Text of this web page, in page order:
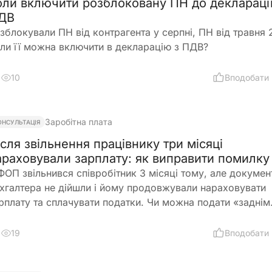
включити розблоковану ПН до
ПН від контрагента у серпні, ПН від травня
її можна включити в декларацію з ПДВ?
10 Вподобати
Заробітна плата
звільнення працівнику три місяці
зарплату: як виправити помилку
звільнився співробітник 3 місяці тому, але
не дійшли і йому продовжували нараховувати
та сплачувати податки. Чи можна подати «заднім
зарплатну звітність? І чи повинен він
19 Вподобати